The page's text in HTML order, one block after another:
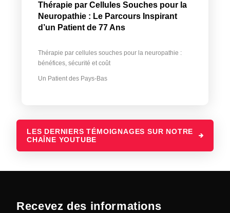
Thérapie par Cellules Souches pour la
Neuropathie : Le Parcours Inspirant
d’un Patient de 77 Ans
Thérapie par cellules souches pour la neuropathie :
bénéfices, sécurité et coût
Un Patient des Pays-Bas
LES DERNIERS TÉMOIGNAGES SUR NOTRE
CHAÎNE YOUTUBE
Recevez des informations